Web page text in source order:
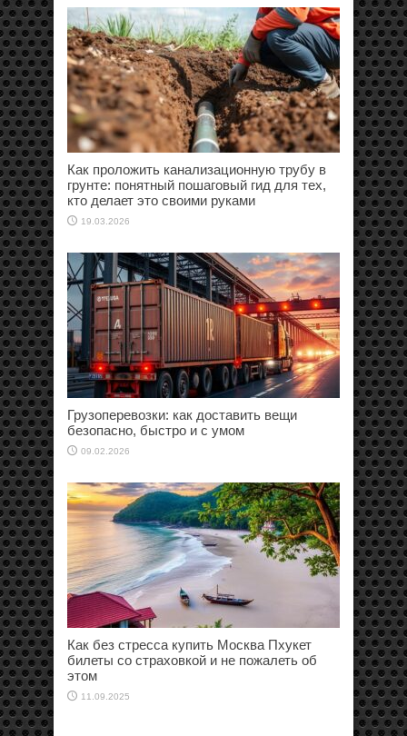
Как проложить канализационную трубу в
грунте: понятный пошаговый гид для тех,
кто делает это своими руками
19.03.2026
Грузоперевозки: как доставить вещи
безопасно, быстро и с умом
09.02.2026
Как без стресса купить Москва Пхукет
билеты со страховкой и не пожалеть об
этом
11.09.2025